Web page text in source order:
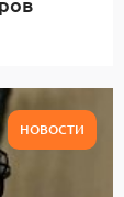
НОВОСТИ